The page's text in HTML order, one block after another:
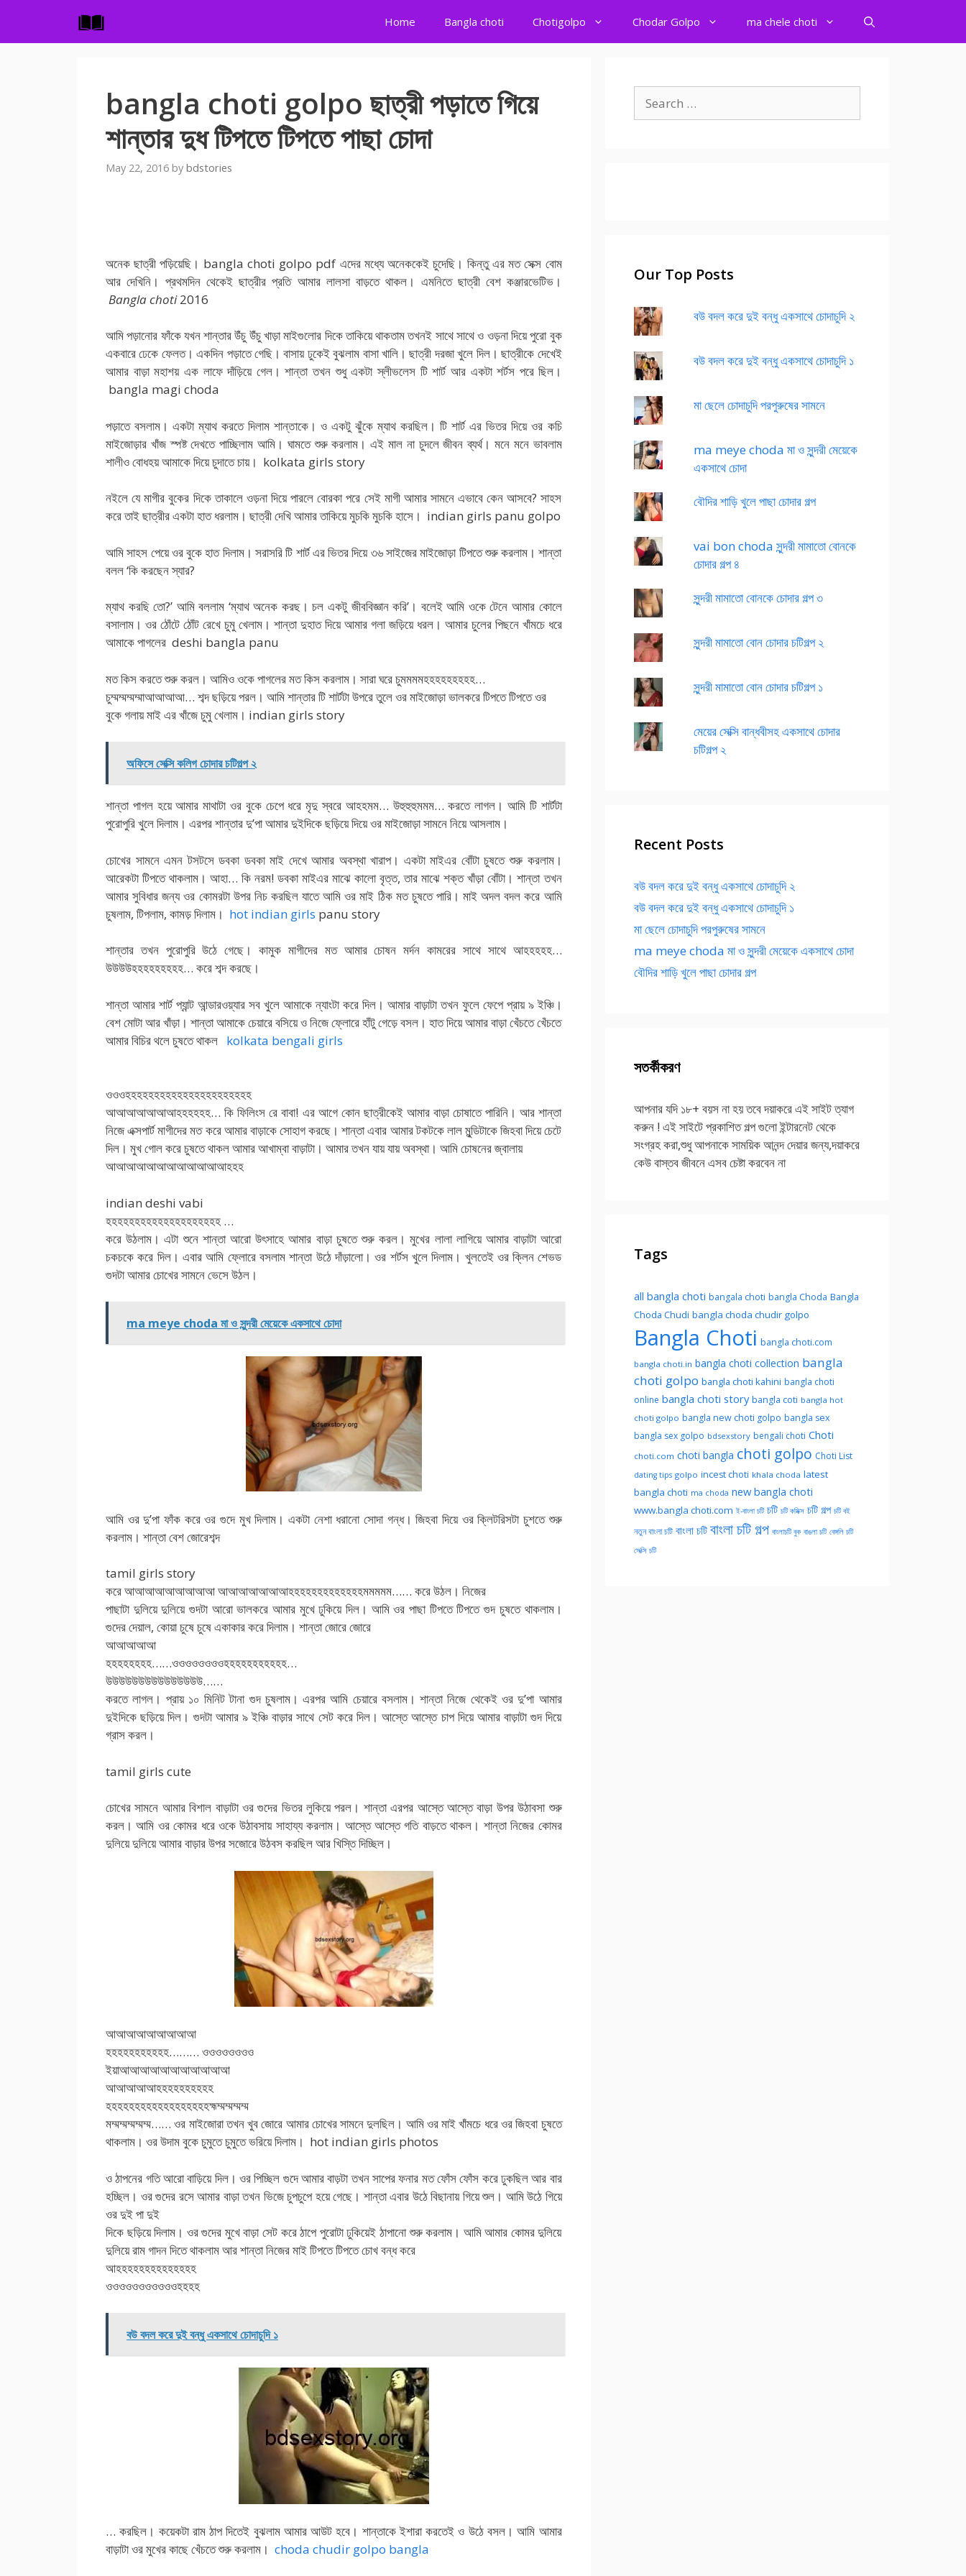
content
Home Bangla choti Chotigolpo Chodar Golpo ma chele choti
bangla choti golpo ছাত্রী পড়াতে গিয়ে
শান্তার দুধ টিপতে টিপতে পাছা চোদা
May 22, 2016 by bdstories
অনেক ছাত্রী পড়িয়েছি। bangla choti golpo pdf এদের মধ্যে অনেককেই চুদেছি। কিন্তু এর মত সেক্স বোম
আর দেখিনি। প্রথমদিন থেকেই ছাত্রীর প্রতি আমার লালসা বাড়তে থাকল। এমনিতে ছাত্রী বেশ কঞ্জারভেটিভ।
Bangla choti2016
আমি পড়ানোর ফাঁকে যখন শান্তার উঁচু উঁচু খাড়া মাইগুলোর দিকে তাকিয়ে থাকতাম তখনই সাথে সাথে ও ওড়না দিয়ে পুরো বুক
একবারে ঢেকে ফেলত। একদিন পড়াতে গেছি। বাসায় ঢুকেই বুঝলাম বাসা খালি। ছাত্রী দরজা খুলে দিল। ছাত্রীকে দেখেই
আমার বাড়া মহাশয় এক লাফে দাঁড়িয়ে গেল। শান্তা তখন শুধু একটা স্লীভলেস টি শার্ট আর একটা শর্টস পরে ছিল।
bangla magi choda
পড়াতে বসলাম। একটা ম্যাথ করতে দিলাম শান্তাকে। ও একটু ঝুঁকে ম্যাথ করছিল। টি শার্ট এর ভিতর দিয়ে ওর কচি
মাইজোড়ার খাঁজ স্পষ্ট দেখতে পাচ্ছিলাম আমি। ঘামতে শুরু করলাম। এই মাল না চুদলে জীবন ব্যর্থ। মনে মনে ভাবলাম
শালীও বোধহয় আমাকে দিয়ে চুদাতে চায়। kolkata girls story
নইলে যে মাগীর বুকের দিকে তাকালে ওড়না দিয়ে পারলে বোরকা পরে সেই মাগী আমার সামনে এভাবে কেন আসবে? সাহস
করে তাই ছাত্রীর একটা হাত ধরলাম। ছাত্রী দেখি আমার তাকিয়ে মুচকি মুচকি হাসে। indian girls panu golpo
আমি সাহস পেয়ে ওর বুকে হাত দিলাম। সরাসরি টি শার্ট এর ভিতর দিয়ে ৩৬ সাইজের মাইজোড়া টিপতে শুরু করলাম। শান্তা
বলল ‘কি করছেন স্যার?
ম্যাথ করছি তো?’ আমি বললাম ‘ম্যাথ অনেক করছ। চল একটু জীববিজ্ঞান করি’। বলেই আমি ওকে টেনে আমার কোলে
বসালাম। ওর ঠোঁটে ঠোঁট রেখে চুমু খেলাম। শান্তা দুহাত দিয়ে আমার গলা জড়িয়ে ধরল। আমার চুলের পিছনে খাঁমচে ধরে
আমাকে পাগলের deshi bangla panu
মত কিস করতে শুরু করল। আমিও ওকে পাগলের মত কিস করলাম। সারা ঘরে চুমমমমহহহহহহহহহ…
চুম্মম্মম্মম্মাআআআআ… শব্দ ছড়িয়ে পরল। আমি শান্তার টি শার্টটা উপরে তুলে ওর মাইজোড়া ভালকরে টিপতে টিপতে ওর
বুকে গলায় মাই এর খাঁজে চুমু খেলাম। indian girls story
অফিসে সেক্সি কলিগ চোদার চটিগল্প ২
শান্তা পাগল হয়ে আমার মাথাটা ওর বুকে চেপে ধরে মৃদু স্বরে আহহমম… উহুহুহুমমম… করতে লাগল। আমি টি শার্টটা
পুরোপুরি খুলে দিলাম। এরপর শান্তার দু’পা আমার দুইদিকে ছড়িয়ে দিয়ে ওর মাইজোড়া সামনে নিয়ে আসলাম।
চোখের সামনে এমন টসটসে ডবকা ডবকা মাই দেখে আমার অবস্থা খারাপ। একটা মাইএর বোঁটা চুষতে শুরু করলাম।
আরেকটা টিপতে থাকলাম। আহা… কি নরম! ডবকা মাইএর মাঝে কালো বৃত্ত, তার মাঝে শক্ত খাঁড়া বোঁটা। শান্তা তখন
আমার সুবিধার জন্য ওর কোমরটা উপর নিচ করছিল যাতে আমি ওর মাই ঠিক মত চুষতে পারি। মাই অদল বদল করে আমি
চুষলাম, টিপলাম, কামড় দিলাম। hot indian girls panu story
শান্তার তখন পুরোপুরি উঠে গেছে। কামুক মাগীদের মত আমার চোষন মর্দন কামরের সাথে সাথে আহহহহহ…
উউউউহহহহহহহহহ… করে শব্দ করছে।
শান্তা আমার শার্ট প্যান্ট আন্ডারওয়্যার সব খুলে আমাকে ন্যাংটা করে দিল। আমার বাড়াটা তখন ফুলে ফেপে প্রায় ৯ ইঞ্চি।
বেশ মোটা আর খাঁড়া। শান্তা আমাকে চেয়ারে বসিয়ে ও নিজে ফ্লোরে হাঁটু গেড়ে বসল। হাত দিয়ে আমার বাড়া খেঁচতে খেঁচতে
আমার বিচির থলে চুষতে থাকল kolkata bengali girls
ওওওহহহহহহহহহহহহহহহহহহহহহহ
আআআআআআআহহহহহহ… কি ফিলিংস রে বাবা! এর আগে কোন ছাত্রীকেই আমার বাড়া চোষাতে পারিনি। আর শান্তা
নিজে এক্সপার্ট মাগীদের মত করে আমার বাড়াকে সোহাগ করছে। শান্তা এবার আমার টকটকে লাল মুন্ডিটাকে জিহবা দিয়ে চেটে
দিল। মুখ গোল করে চুষতে থাকল আমার আখাম্বা বাড়াটা। আমার তখন যায় যায় অবস্থা। আমি চোষনের জ্বালায়
আআআআআআআআআআআআহহহ
indian deshi vabi
হহহহহহহহহহহহহহহহহহহহ …
করে উঠলাম। এটা শুনে শান্তা আরো উৎসাহে আমার বাড়া চুষতে শুরু করল। মুখের লালা লাগিয়ে আমার বাড়াটা আরো
চকচকে করে দিল। এবার আমি ফ্লোরে বসলাম শান্তা উঠে দাঁড়ালো। ওর শর্টস খুলে দিলাম। খুলতেই ওর ক্লিন শেভড
গুদটা আমার চোখের সামনে ভেসে উঠল।
ma meye choda মা ও সুন্দরী মেয়েকে একসাথে চোদা
আমি ওর দু’পা ফাঁক করে ওর গুদে মুখ দিলাম। একটা নেশা ধরানো সোদা গন্ধ। জিহবা দিয়ে ওর ক্লিটরিসটা চুশতে শুরু
করলাম। শান্তা বেশ জোরেশব্দ
tamil girls story
করে আআআআআআআআআ আআআআআআআহহহহহহহহহহহহহমমমমম…… করে উঠল। নিজের
পাছাটা দুলিয়ে দুলিয়ে গুদটা আরো ভালকরে আমার মুখে ঢুকিয়ে দিল। আমি ওর পাছা টিপতে টিপতে গুদ চুষতে থাকলাম।
গুদের দেয়াল, কোয়া চুষে চুষে একাকার করে দিলাম। শান্তা জোরে জোরে
আআআআআ
হহহহহহহহ……ওওওওওওওওহহহহহহহহহহহ…
উউউউউউউউউউউউউউউ……
করতে লাগল। প্রায় ১০ মিনিট টানা গুদ চুষলাম। এরপর আমি চেয়ারে বসলাম। শান্তা নিজে থেকেই ওর দু’পা আমার
দুইদিকে ছড়িয়ে দিল। গুদটা আমার ৯ ইঞ্চি বাড়ার সাথে সেট করে দিল। আস্তে আস্তে চাপ দিয়ে আমার বাড়াটা গুদ দিয়ে
গ্রাস করল।
tamil girls cute
চোখের সামনে আমার বিশাল বাড়াটা ওর গুদের ভিতর লুকিয়ে পরল। শান্তা এরপর আস্তে আস্তে বাড়া উপর উঠাবসা শুরু
করল। আমি ওর কোমর ধরে ওকে উঠাবসায় সাহায্য করলাম। আস্তে আস্তে গতি বাড়তে থাকল। শান্তা নিজের কোমর
দুলিয়ে দুলিয়ে আমার বাড়ার উপর সজোরে উঠবস করছিল আর খিস্তি দিচ্ছিল।
আআআআআআআআআ
হহহহহহহহহহহ……… ওওওওওওওও
ইয়াআআআআআআআআআআআ
আআআআআহহহহহহহহহহ
হহহহহহহহহহহহহহহহহহহ্মম্মম্মম্মম্ম
মম্মম্মম্মম্মম্ম…… ওর মাইজোরা তখন খুব জোরে আমার চোখের সামনে দুলছিল। আমি ওর মাই খাঁমচে ধরে ওর জিহবা চুষতে
থাকলাম। ওর উদাম বুকে চুমুতে চুমুতে ভরিয়ে দিলাম। hot indian girls photos
ও ঠাপনের গতি আরো বাড়িয়ে দিল। ওর পিচ্ছিল গুদে আমার বাড়টা তখন সাপের ফনার মত ফোঁস ফোঁস করে ঢুকছিল আর বার
হচ্ছিল। ওর গুদের রসে আমার বাড়া তখন ভিজে চুপচুপে হয়ে গেছে। শান্তা এবার উঠে বিছানায় গিয়ে শুল। আমি উঠে গিয়ে
ওর দুই পা দুই
দিকে ছড়িয়ে দিলাম। ওর গুদের মুখে বাড়া সেট করে ঠাপে পুরোটা ঢুকিয়েই ঠাপানো শুরু করলাম। আমি আমার কোমর দুলিয়ে
দুলিয়ে রাম গাদন দিতে থাকলাম আর শান্তা নিজের মাই টিপতে টিপতে চোখ বন্ধ করে
আহহহহহহহহহহহহহহ
ওওওওওওওওওওওহহহহ
বউ বদল করে দুই বন্ধু একসাথে চোদাচুদি ১
… করছিল। কয়েকটা রাম ঠাপ দিতেই বুঝলাম আমার আউট হবে। শান্তাকে ইশারা করতেই ও উঠে বসল। আমি আমার
বাড়াটা ওর মুখের কাছে খেঁচতে শুরু করলাম। choda chudir golpo bangla
for:
Our Top Posts
বউ বদল করে দুই বন্ধু একসাথে চোদাচুদি ২
বউ বদল করে দুই বন্ধু একসাথে চোদাচুদি ১
মা ছেলে চোদাচুদি পরপুরুষের সামনে
ma meye choda মা ও সুন্দরী মেয়েকে
একসাথে চোদা
বৌদির শাড়ি খুলে পাছা চোদার গল্প
vai bon choda সুন্দরী মামাতো বোনকে
চোদার গল্প ৪
সুন্দরী মামাতো বোনকে চোদার গল্প ৩
সুন্দরী মামাতো বোন চোদার চটিগল্প ২
সুন্দরী মামাতো বোন চোদার চটিগল্প ১
মেয়ের সেক্সি বান্ধবীসহ একসাথে চোদার
চটিগল্প ২
Recent Posts
বউ বদল করে দুই বন্ধু একসাথে চোদাচুদি ২
বউ বদল করে দুই বন্ধু একসাথে চোদাচুদি ১
মা ছেলে চোদাচুদি পরপুরুষের সামনে
ma meye choda মা ও সুন্দরী মেয়েকে একসাথে চোদা
বৌদির শাড়ি খুলে পাছা চোদার গল্প
সতর্কীকরণ
আপনার যদি ১৮+ বয়স না হয় তবে দয়াকরে এই সাইট ত্যাগ
করুন ! এই সাইটে প্রকাশিত গল্প গুলো ইন্টারনেট থেকে
সংগ্রহ করা,শুধু আপনাকে সাময়িক আনন্দ দেয়ার জন্য,দয়াকরে
কেউ বাস্তব জীবনে এসব চেষ্টা করবেন না
Tags
all bangla choti bangala choti bangla Choda Bangla
Choda Chudi bangla choda chudir golpo
Bangla Choti bangla choti.com
bangla choti.in bangla choti collection bangla
choti golpo bangla choti kahini bangla choti
online bangla choti story bangla coti bangla hot
choti golpo bangla new choti golpo bangla sex
bangla sex golpo bdsexstory bengali choti Choti
choti.com choti bangla choti golpo Choti List
dating tips golpo incest choti khala choda latest
bangla choti ma choda new bangla choti
www.bangla choti.com ই-বাংলা চটি চটি চটি কমিক্স চটি গল্প চটি বই
নতুন বাংলা চটি বাংলা চটি বাংলা চটি গল্প বাংলাচটি বুক বাঙলা চটি বেঙ্গলি চটি
সেক্সি চটি